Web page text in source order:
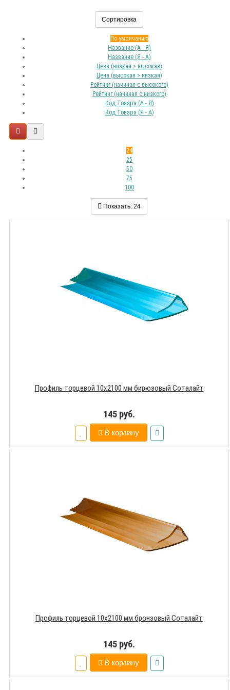
Сортировка
По умолчанию
Название (А - Я)
Название (Я - А)
Цена (низкая > высокая)
Цена (высокая > низкая)
Рейтинг (начиная с высокого)
Рейтинг (начиная с низкого)
Код Товара (А - Я)
Код Товара (Я - А)
24
25
50
75
100
Показать: 24
Профиль торцевой 10х2100 мм бирюзовый Соталайт
145 руб.
В корзину
Профиль торцевой 10х2100 мм бронзовый Соталайт
145 руб.
В корзину